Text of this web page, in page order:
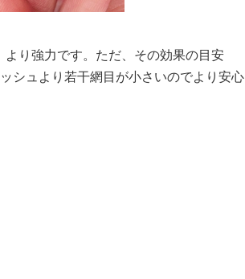
り強力です。ただ、その効果の目安
シュより若干網目が小さいのでより安心